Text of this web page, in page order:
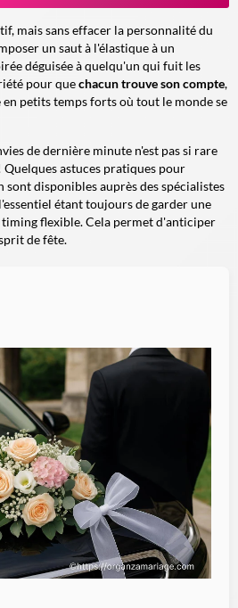
mais sans effacer la personnalité du
un saut à l'élastique à un
déguisée à quelqu'un qui fuit les
pour quechacun trouve son compte,
petits temps forts où tout le monde se
de dernière minute n'est pas si rare
Quelques astuces pratiques pour
disponibles auprès des spécialistes
étant toujours de garder une
flexible. Cela permet d'anticiper
de fête.